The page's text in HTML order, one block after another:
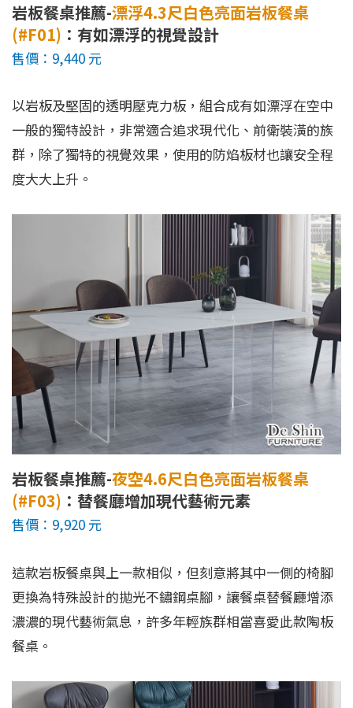
岩板餐桌推薦-漂浮4.3尺白色亮面岩板餐桌
(#F01) ：有如漂浮的視覺設計
售價：9,440 元
以岩板及堅固的透明壓克力板，組合成有如漂浮在空中
一般的獨特設計，非常適合追求現代化、前衛裝潢的族
群，除了獨特的視覺效果，使用的防焰板材也讓安全程
度大大上升。
岩板餐桌推薦-夜空4.6尺白色亮面岩板餐桌
(#F03) ：替餐廳增加現代藝術元素
售價：9,920 元
這款岩板餐桌與上一款相似，但刻意將其中一側的椅腳
更換為特殊設計的拋光不鏽鋼桌腳，讓餐桌替餐廳增添
濃濃的現代藝術氣息，許多年輕族群相當喜愛此款陶板
餐桌。